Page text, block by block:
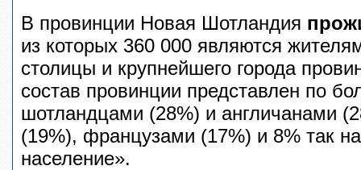
В провинции Новая Шотландия
из которых 360 000 являются
столицы и крупнейшего города
состав провинции представлен по
шотландцами (28%) и англичанами
(19%), французами (17%) и 8% так
население».